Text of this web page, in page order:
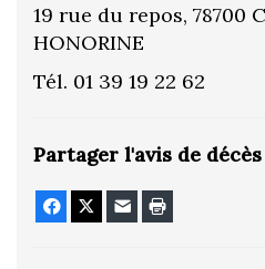
19 rue du repos, 78700
HONORINE
Tél. 01 39 19 22 62
Partager l'avis de décès
Facebook E-mail